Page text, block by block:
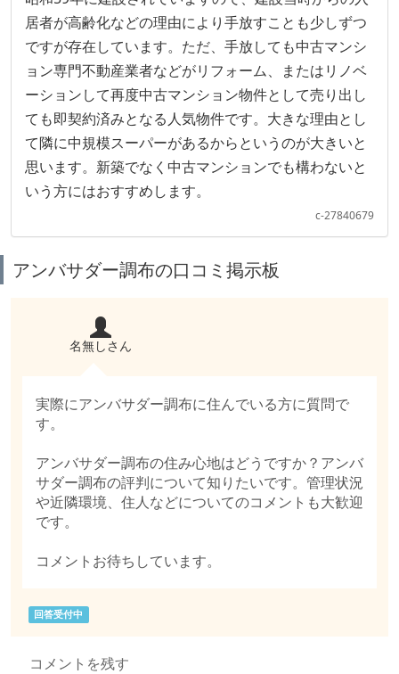
居者が高齢化などの理由により手放すことも少しずつ
ですが存在しています。ただ、手放しても中古マンシ
ョン専門不動産業者などがリフォーム、またはリノベ
ーションして再度中古マンション物件として売り出し
ても即契約済みとなる人気物件です。大きな理由とし
て隣に中規模スーパーがあるからというのが大きいと
思います。新築でなく中古マンションでも構わないと
いう方にはおすすめします。
c-27840679
アンバサダー調布の口コミ掲示板
名無しさん
実際にアンバサダー調布に住んでいる方に質問で
す。
アンバサダー調布の住み心地はどうですか？アンバ
サダー調布の評判について知りたいです。管理状況
や近隣環境、住人などについてのコメントも大歓迎
です。
コメントお待ちしています。
回答受付中
コメントを残す